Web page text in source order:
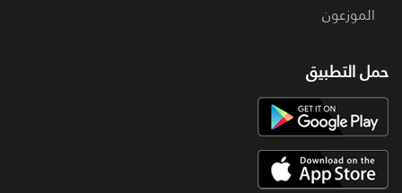
الموزعون
حمل التطبيق